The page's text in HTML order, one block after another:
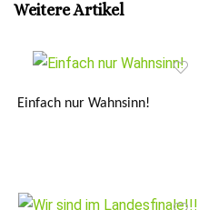
Weitere Artikel
Einfach nur Wahnsinn!